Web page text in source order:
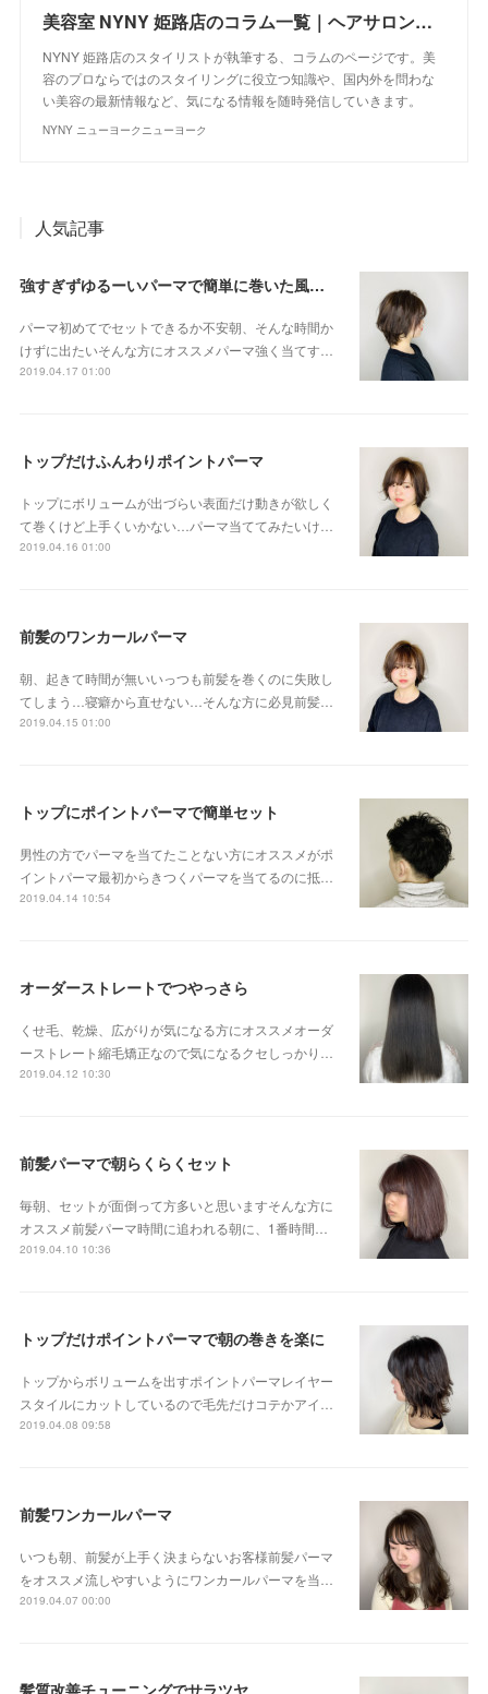
美容室 NYNY 姫路店のコラム一覧｜ヘアサロン・美容院｜ニューヨークニューヨーク
NYNY 姫路店のスタイリストが執筆する、コラムのページです。美
容のプロならではのスタイリングに役立つ知識や、国内外を問わな
い美容の最新情報など、気になる情報を随時発信していきます。
NYNY ニューヨークニューヨーク
人気記事
強すぎずゆるーいパーマで簡単に巻いた風セット
パーマ初めてでセットできるか不安朝、そんな時間か
けずに出たいそんな方にオススメパーマ強く当てす…
2019.04.17 01:00
トップだけふんわりポイントパーマ
トップにボリュームが出づらい表面だけ動きが欲しく
て巻くけど上手くいかない…パーマ当ててみたいけ…
2019.04.16 01:00
前髪のワンカールパーマ
朝、起きて時間が無いいっつも前髪を巻くのに失敗し
てしまう…寝癖から直せない…そんな方に必見前髪…
2019.04.15 01:00
トップにポイントパーマで簡単セット
男性の方でパーマを当てたことない方にオススメがポ
イントパーマ最初からきつくパーマを当てるのに抵…
2019.04.14 10:54
オーダーストレートでつやっさら
くせ毛、乾燥、広がりが気になる方にオススメオーダ
ーストレート縮毛矯正なので気になるクセしっかり…
2019.04.12 10:30
前髪パーマで朝らくらくセット
毎朝、セットが面倒って方多いと思いますそんな方に
オススメ前髪パーマ時間に追われる朝に、1番時間…
2019.04.10 10:36
トップだけポイントパーマで朝の巻きを楽に
トップからボリュームを出すポイントパーマレイヤー
スタイルにカットしているので毛先だけコテかアイ…
2019.04.08 09:58
前髪ワンカールパーマ
いつも朝、前髪が上手く決まらないお客様前髪パーマ
をオススメ流しやすいようにワンカールパーマを当…
2019.04.07 00:00
髪質改善チューニングでサラツヤ